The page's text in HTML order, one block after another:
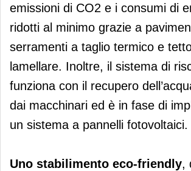
emissioni di CO2 e i consumi di
ridotti al minimo grazie a
serramenti a taglio termico e
lamellare. Inoltre, il sistema di
funziona con il recupero
dai macchinari ed è in fase di
un sistema a pannelli fotovoltaici.
Uno stabilimento eco-friendly,